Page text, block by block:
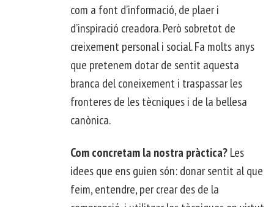
com a font d’informació, de plaer i
d’inspiració creadora. Però sobretot de
creixement personal i social. Fa molts anys
que pretenem dotar de sentit aquesta
branca del coneixement i traspassar les
fronteres de les tècniques i de la bellesa
canònica.
Com concretam la nostra pràctica?Les
idees que ens guien són: donar sentit al que
feim, entendre, per crear des de la